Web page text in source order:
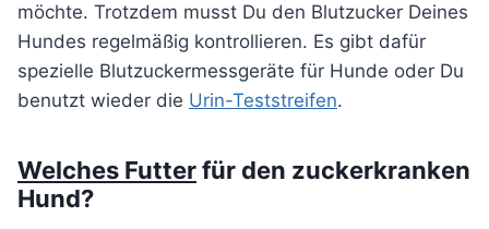
möchte. Trotzdem musst Du den Blutzucker Deines
Hundes regelmäßig kontrollieren. Es gibt dafür
spezielle Blutzuckermessgeräte für Hunde oder Du
benutzt wieder die Urin-Teststreifen.
Welches Futterfür den zuckerkranken
Hund?